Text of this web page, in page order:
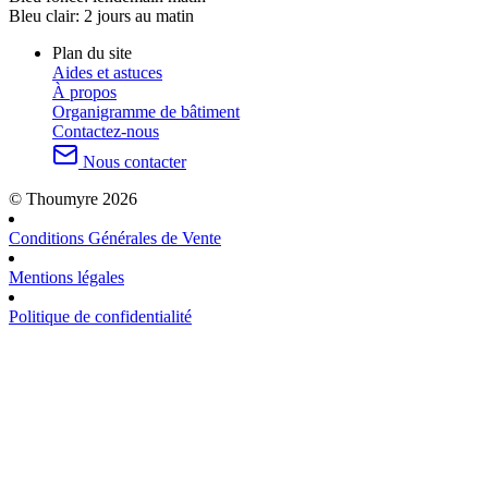
Bleu clair: 2 jours au matin
Plan du site
Aides et astuces
À propos
Organigramme de bâtiment
Contactez-nous
Nous contacter
© Thoumyre 2026
Conditions Générales de Vente
Mentions légales
Politique de confidentialité